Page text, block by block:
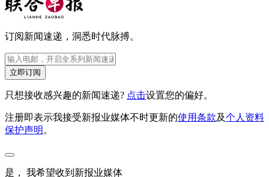
订阅新闻速递，洞悉时代脉搏。
立即订阅
只想接收感兴趣的新闻速递? 点击设置您的偏好。
注册即表示我接受新报业媒体不时更新的使用条款及个人资料
保护声明 。
是， 我希望收到新报业媒体